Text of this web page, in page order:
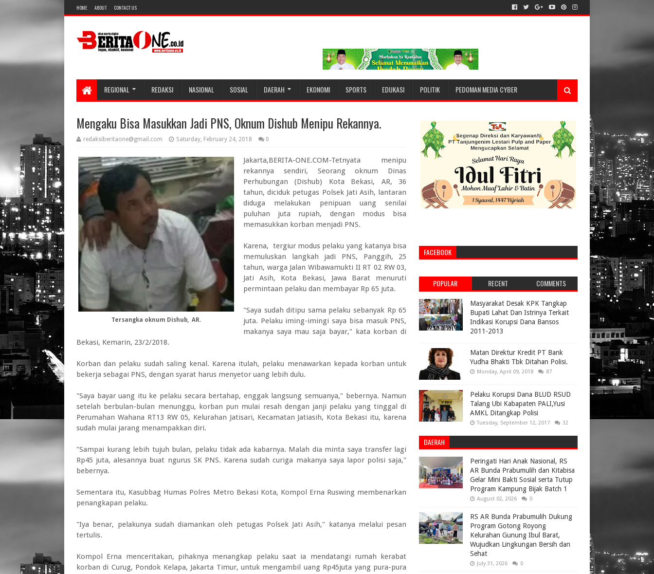
HOME ABOUT CONTACT US
REGIONAL REDAKSI NASIONAL SOSIAL DAERAH EKONOMI SPORTS EDUKASI POLITIK PEDOMAN MEDIA CYBER
Mengaku Bisa Masukkan Jadi PNS, Oknum Dishub Menipu Rekannya.
redaksiberitaone@gmail.com Saturday, February 24, 2018 0
Tersangka oknum Dishub, AR.
Jakarta,BERITA-ONE.COM-Tetnyata menipu
rekannya sendiri, Seorang oknum Dinas
Perhubungan (Dishub) Kota Bekasi, AR, 36
tahun, diciduk petugas Polsek Jati Asih, lantaran
diduga melakukan penipuan uang senilai
puluhan juta rupiah, dengan modus bisa
memasukkan korban menjadi PNS.
Karena, tergiur modus pelaku yang katanya bisa
memuluskan langkah jadi PNS, Panggih, 25
tahun, warga Jalan Wibawamukti II RT 02 RW 03,
Jati Asih, Kota Bekasi, Jawa Barat menuruti
permintaan pelaku dan membayar Rp 65 juta.
"Saya sudah ditipu sama pelaku sebanyak Rp 65
juta. Pelaku iming-imingi saya bisa masuk PNS,
makanya saya mau saja bayar," kata korban di
Bekasi, Kemarin, 23/2/2018.
Korban dan pelaku sudah saling kenal. Karena itulah, pelaku menawarkan kepada korban untuk
bekerja sebagai PNS, dengan syarat harus menyetor uang lebih dulu.
"Saya bayar uang itu ke pelaku secara bertahap, enggak langsung semuanya," bebernya. Namun
setelah berbulan-bulan menunggu, korban pun mulai resah dengan janji pelaku yang tinggal di
Perumahan Wahana RT13 RW 05, Kelurahan Jatisari, Kecamatan Jatiasih, Kota Bekasi itu, karena
sudah mulai jarang menampakkan diri.
"Sampai kurang lebih tujuh bulan, pelaku tidak ada kabarnya. Malah dia minta saya transfer lagi
Rp45 juta, alesannya buat ngurus SK PNS. Karena sudah curiga makanya saya lapor polisi saja,"
bebernya.
Sementara itu, Kasubbag Humas Polres Metro Bekasi Kota, Kompol Erna Ruswing membenarkan
penangkapan pelaku.
"Iya benar, pelakunya sudah diamankan oleh petugas Polsek Jati Asih," katanya melalui pesan
tertulis.
Kompol Erna menceritakan, pihaknya menangkap pelaku saat ia mendatangi rumah kerabat
korban di Curug, Pondok Kelapa, Jakarta Timur, untuk mengambil uang Rp45juta yang pura-pura
FACEBOOK
POPULAR RECENT COMMENTS
Masyarakat Desak KPK Tangkap
Bupati Lahat Dan Istrinya Terkait
Indikasi Korupsi Dana Bansos
2011-2013
Matan Direktur Kredit PT Bank
Yudha Bhakti Tbk Ditahan Polisi.
Monday, April 09, 2018 87
Pelaku Korupsi Dana BLUD RSUD
Talang Ubi Kabapaten PALI,Yusi
AMKL Ditangkap Polisi
Tuesday, September 12, 2017 32
DAERAH
Peringati Hari Anak Nasional, RS
AR Bunda Prabumulih dan Kitabisa
Gelar Mini Bakti Sosial serta Tutup
Program Kampung Bijak Batch 1
August 02, 2026 0
RS AR Bunda Prabumulih Dukung
Program Gotong Royong
Kelurahan Gunung Ibul Barat,
Wujudkan Lingkungan Bersih dan
Sehat
July 31, 2026 0